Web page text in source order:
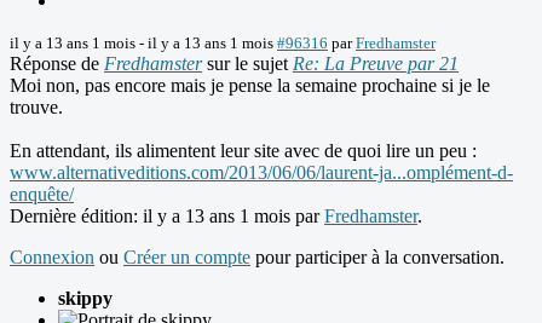
il y a 13 ans 1 mois - il y a 13 ans 1 mois #96316 parFredhamster
Réponse de Fredhamstersur le sujet Re: La Preuve par 21
Moi non, pas encore mais je pense la semaine prochaine si je le
trouve.
En attendant, ils alimentent leur site avec de quoi lire un peu :
www.alternativeditions.com/2013/06/06/laurent-ja...omplément-d-
enquête/
Dernière édition: il y a 13 ans 1 mois parFredhamster.
Connexion ou Créer un compte pour participer à la conversation.
skippy